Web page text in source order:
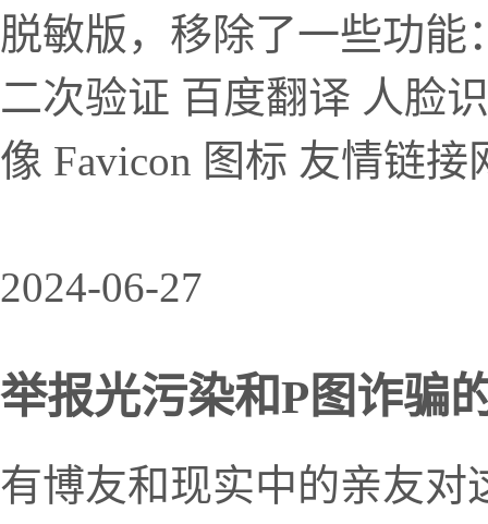
脱敏版，移除了一些功能
二次验证 百度翻译 人脸
像 Favicon 图标 友情链接
2024-06-27
举报光污染和P图诈骗
有博友和现实中的亲友对